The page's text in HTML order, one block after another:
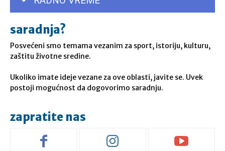
saradnja?
Posvećeni smo temama vezanim za sport, istoriju, kulturu,
zaštitu životne sredine.
Ukoliko imate ideje vezane za ove oblasti, javite se. Uvek
postoji mogućnost da dogovorimo saradnju.
zapratite nas